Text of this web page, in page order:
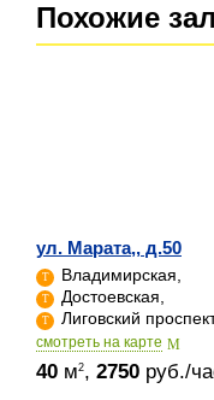
Похожие
ул. Марата,, д.50
Владимирская,
Достоевская,
Лиговский
cмотреть на карте
40 м2, 2750 руб./